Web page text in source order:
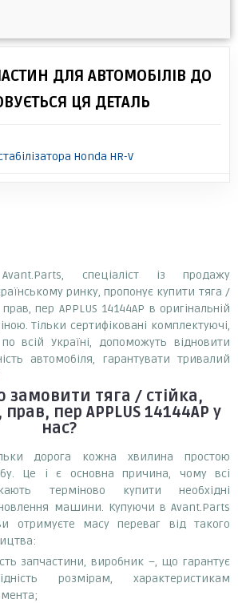
ДЛЯ АВТОМОБІЛІВ ДО
ЦЯ ДЕТАЛЬ
Honda HR-V
Avant.Parts, спеціаліст із продажу
ринку, пропонує купити тяга /
прав, пер APPLUS 14144AP в оригінальній
Тільки сертифіковані комплектуючі,
всій Україні, допоможуть відновити
автомобіля, гарантувати тривалий
замовити тяга / стійка,
прав, пер APPLUS 14144AP у
нас?
дорога кожна хвилина простою
Це і є основна причина, чому всі
терміново купити необхідні
машини. Купуючи в Avant.Parts
отримуєте масу переваг від такого
запчастини, виробник –, що гарантує
розмірам, характеристикам